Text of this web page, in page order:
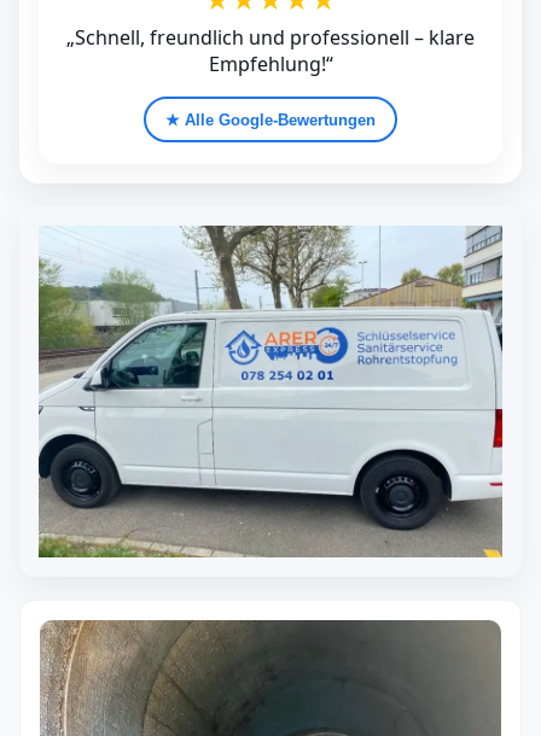
„Schnell, freundlich und professionell – klare
Empfehlung!“
★ Alle Google‑Bewertungen